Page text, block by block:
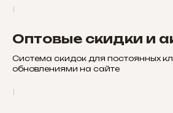
Оптовые скидки и
Система скидок для постоянных
обновлениями на сайте